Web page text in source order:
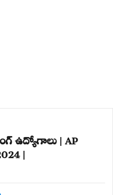
ఉద్యోగాలు | AP
|